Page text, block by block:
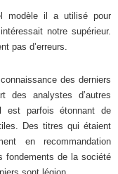
modèle il a utilisé pour
notre supérieur.
pas d’erreurs.
des derniers
des analystes d’autres
est parfois étonnant de
Des titres qui étaient
en recommandation
fondements de la société